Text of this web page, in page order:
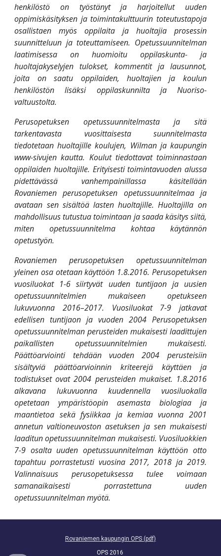
henkilöstö on työstänyt ja harjoitellut uuden
oppimiskäsityksen ja toimintakulttuurin toteutustapoja
osallistaen myös oppilaita ja huoltajia prosessin
suunnitteluun ja toteuttamiseen. Opetussuunnitelman
laatimisessa on huomioitu oppilaskunta- ja
huoltajakyselyjen tulokset, kommentit ja lausunnot,
joita on saatu oppilaiden, huoltajien ja koulun
henkilöstön lisäksi oppilaskunnilta ja Nuoriso-
valtuustolta.
Perusopetuksen opetussuunnitelmasta ja sitä
tarkentavasta vuosittaisesta suunnitelmasta
tiedotetaan huoltajille koulujen, Wilman ja kaupungin
www-sivujen kautta. Koulut tiedottavat toiminnastaan
oppilaiden huoltajille. Erityisesti toimintavuoden alussa
pidettävässä vanhempainillassa käsitellään
Rovaniemen perusopetuksen opetussuunnitelmaa ja
avataan sen sisältöä lasten huoltajille. Huoltajilla on
mahdollisuus tutustua toimintaan ja saada käsitys siitä,
miten opetussuunnitelma kohtaa käytännön
opetustyön.
Rovaniemen perusopetuksen opetussuunnitelman
yleinen osa otetaan käyttöön 1.8.2016. Perusopetuksen
vuosiluokat 1-6 siirtyvät uuden tuntijaon ja uusien
opetussuunnitelmien mukaiseen opetukseen
lukuvuonna 2016–2017. Vuosiluokat 7-9 jatkavat
edellisen tuntijaon ja vuoden 2004 Perusopetuksen
opetussuunnitelman perusteiden mukaisesti laadittujen
paikallisten opetussuunnitelmien mukaisesti.
Päättöarviointi tehdään vuoden 2004 perusteisiin
sisältyviä päättöarvioinnin kriteerejä käyttäen ja
todistukset ovat 2004 perusteiden mukaiset. 1.8.2016
alkavana lukuvuonna kuudennella vuosiluokalla
opetetaan ympäristöopin asemasta biologiaa ja
maantietoa sekä fysiikkaa ja kemiaa vuonna 2001
annetun valtioneuvoston asetuksen ja sen mukaisesti
laaditun opetussuunnitelman mukaisesti. Vuosiluokkien
7-9 osalta uuden opetussuunnitelman käyttöön otto
tapahtuu porrastetusti vuosina 2017, 2018 ja 2019.
Valinnaisuus perusopetuksessa tulee voimaan
samanaikaisesti porrastettuna uuden
opetussuunnitelman myötä.
Rovaniemen kaupungin OPS (pdf)
OPS 2016